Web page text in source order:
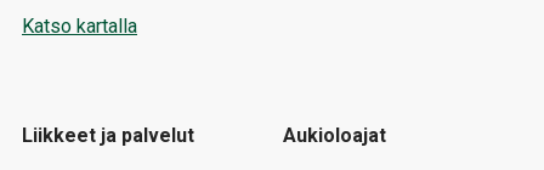
Katso kartalla
Liikkeet ja palvelut
Aukioloajat